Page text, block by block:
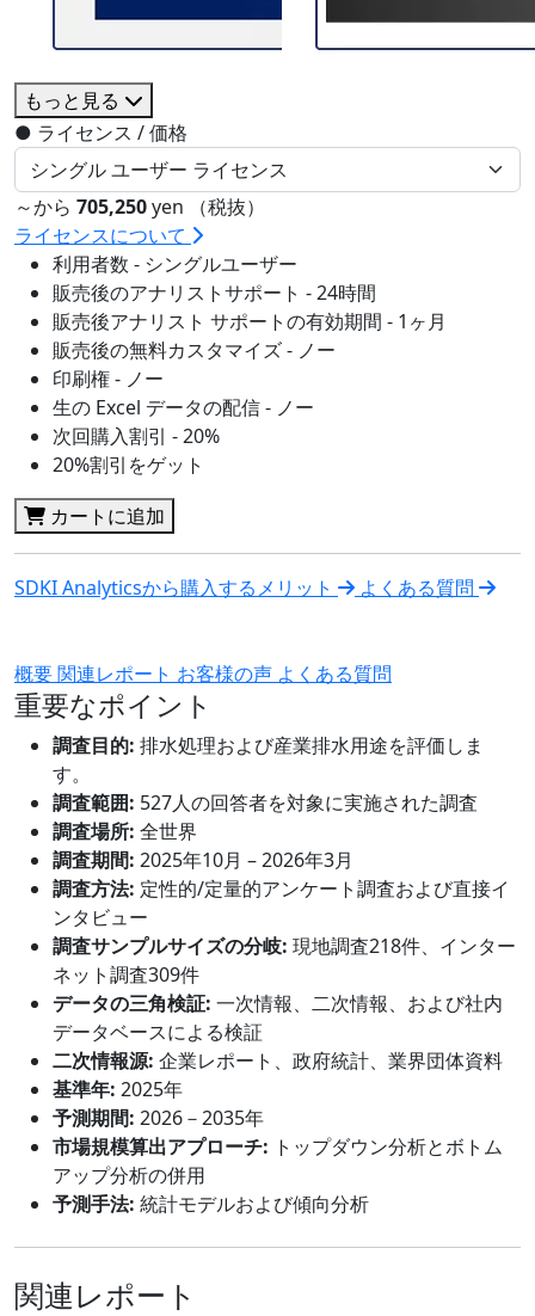
もっと見る
● ライセンス / 価格
～から 705,250yen （税抜）
ライセンスについて
利用者数 - シングルユーザー
販売後のアナリストサポート - 24時間
販売後アナリスト サポートの有効期間 - 1ヶ月
販売後の無料カスタマイズ - ノー
印刷権 - ノー
生の Excel データの配信 - ノー
次回購入割引 - 20%
20%割引をゲット
カートに追加
SDKI Analyticsから購入するメリット よくある質問
概要関連レポート お客様の声 よくある質問
重要なポイント
調査目的: 排水処理および産業排水用途を評価しま
す。
調査範囲: 527人の回答者を対象に実施された調査
調査場所: 全世界
調査期間: 2025年10月 – 2026年3月
調査方法: 定性的/定量的アンケート調査および直接イ
ンタビュー
調査サンプルサイズの分岐: 現地調査218件、インター
ネット調査309件
データの三角検証: 一次情報、二次情報、および社内
データベースによる検証
二次情報源: 企業レポート、政府統計、業界団体資料
基準年: 2025年
予測期間: 2026－2035年
市場規模算出アプローチ: トップダウン分析とボトム
アップ分析の併用
予測手法: 統計モデルおよび傾向分析
関連レポート